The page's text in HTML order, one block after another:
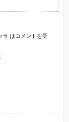
ラ は コメントを受